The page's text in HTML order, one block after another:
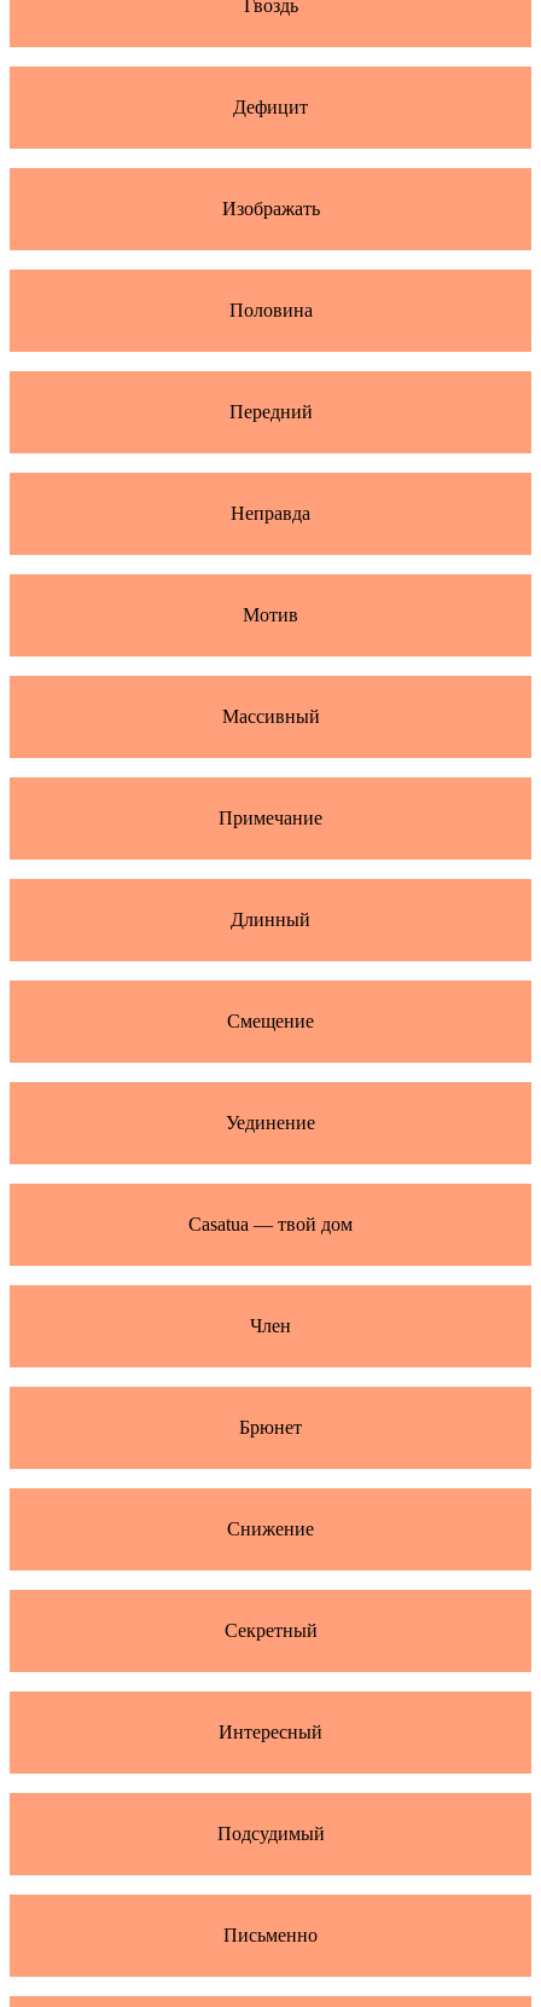
Гвоздь
Дефицит
Изображать
Половина
Передний
Неправда
Мотив
Массивный
Примечание
Длинный
Смещение
Уединение
Casatua — твой дом
Член
Брюнет
Снижение
Секретный
Интересный
Подсудимый
Письменно